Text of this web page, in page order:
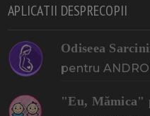
APLICATII DESPRECOPII
Odiseea
pentru
"Eu, Mămica"